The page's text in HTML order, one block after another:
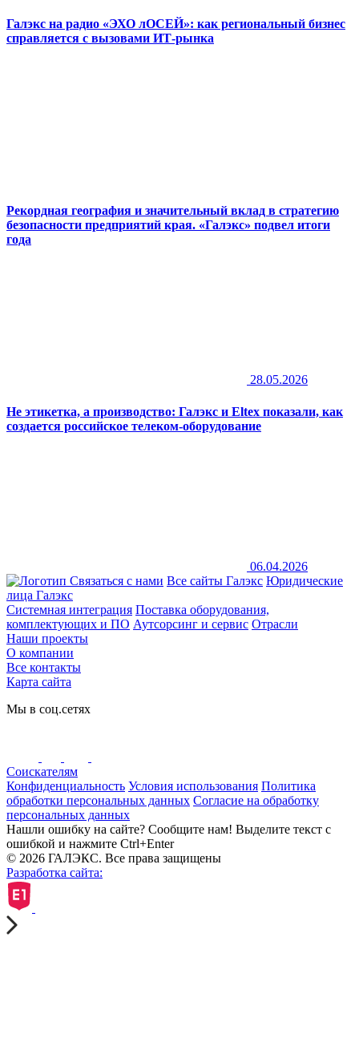
Галэкс на радио «ЭХО лОСЕЙ»: как региональный бизнес
справляется с вызовами ИТ-рынка
Рекордная география и значительный вклад в стратегию
безопасности предприятий края. «Галэкс» подвел итоги
года
28.05.2026
Не этикетка, а производство: Галэкс и Eltex показали, как
создается российское телеком-оборудование
06.04.2026
Связаться с нами Все сайты Галэкс Юридические
лица Галэкс
Системная интеграция Поставка оборудования,
комплектующих и ПО Аутсорсинг и сервис Отрасли
Наши проекты
О компании
Все контакты
Карта сайта
Мы в соц.сетях
Соискателям
Конфиденциальность Условия использования Политика
обработки персональных данных Согласие на обработку
персональных данных
Нашли ошибку на сайте? Сообщите нам! Выделите текст с
ошибкой и нажмите Ctrl+Enter
© 2026 ГАЛЭКС. Все права защищены
Разработка сайта: